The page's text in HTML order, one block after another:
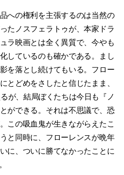
への権利を主張するのは当然の
たノスフェラトゥが、本家ドラ
ラ映画とは全く異質で、今やも
しているのも確かである。まし
を落とし続けてもいる。フロー
とどめをさしたと信じたまま、
が、結局ぼくたちは今日も『ノ
ができる。それは不思議で、恐
この吸血鬼が生きながらえたこ
と同時に、フローレンスが晩年
に、ついに勝てなかったことに